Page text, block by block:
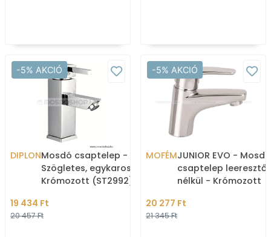
-5% AKCIÓ
DIPLONMosdó csaptelep -
Szögletes, egykaros -
Krómozott (ST2992)
19 434 Ft
20 457 Ft
-5% AKCIÓ
MOFÉMJUNIOR EVO - Mosdó
csaptelep leeresztő
nélkül - Krómozott
20 277 Ft
21 345 Ft